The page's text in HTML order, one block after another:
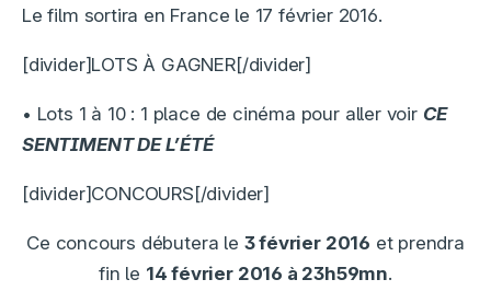
Le film sortira en France le 17 février 2016.
[divider]LOTS À GAGNER[/divider]
• Lots 1 à 10 : 1 place de cinéma pour aller voir CE
SENTIMENT DE L’ÉTÉ
[divider]CONCOURS[/divider]
Ce concours débutera le 3 février 2016 et prendra
fin le 14 février 2016 à 23h59mn.